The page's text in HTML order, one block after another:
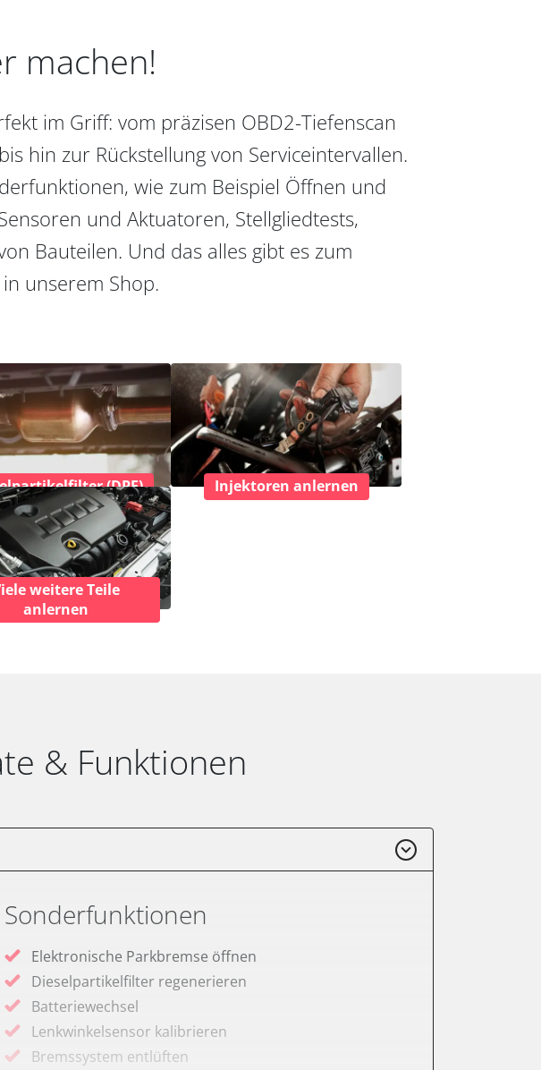
machen!
im Griff: vom präzisen OBD2-Tiefenscan
hin zur Rückstellung von Serviceintervallen.
wie zum Beispiel Öffnen und
und Aktuatoren, Stellgliedtests,
Bauteilen. Und das alles gibt es zum
unserem Shop.
(DPF) Injektoren anlernen
weitere Teile
anlernen
& Funktionen
Sonderfunktionen
Elektronische Parkbremse öffnen
Dieselpartikelfilter regenerieren
Batteriewechsel
Lenkwinkelsensor kalibrieren
Bremssystem entlüften